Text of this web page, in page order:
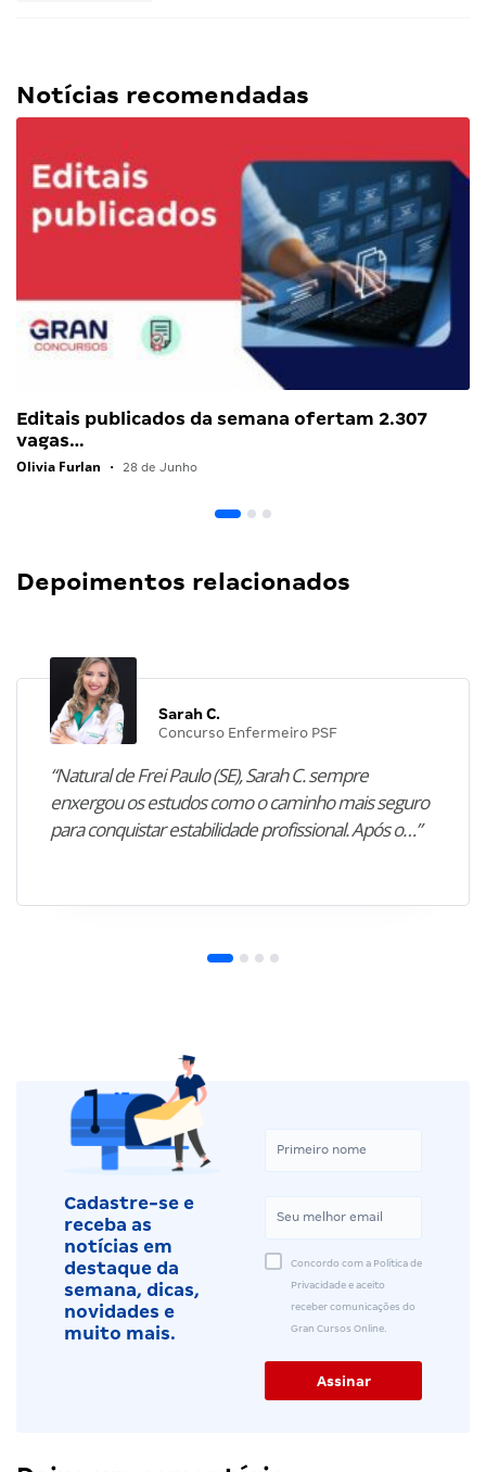
Notícias recomendadas
Editais publicados da semana ofertam 2.307
vagas…
Olivia Furlan • 28 de Junho
Depoimentos relacionados
Sarah C.
Concurso Enfermeiro PSF
“Natural de Frei Paulo (SE), Sarah C. sempre
enxergou os estudos como o caminho mais seguro
para conquistar estabilidade profissional. Após o…”
Cadastre-se e
receba as
notícias em
destaque da
semana, dicas,
novidades e
muito mais.
Concordo com a Política de
Privacidade e aceito
receber comunicações do
Gran Cursos Online.